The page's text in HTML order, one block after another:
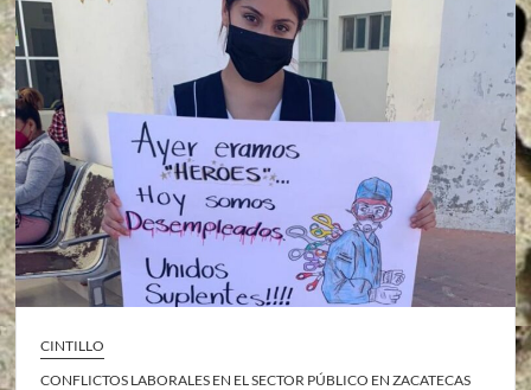
CINTILLO
CONFLICTOS LABORALES EN EL SECTOR PÚBLICO EN ZACATECAS